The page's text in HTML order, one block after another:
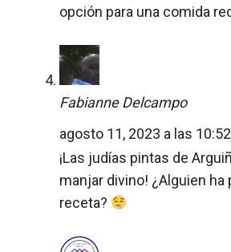
opción para una comida
Fabianne Delcampo
agosto 11, 2023 a las
¡Las judías pintas de
manjar divino! ¿Alguien ha
receta?